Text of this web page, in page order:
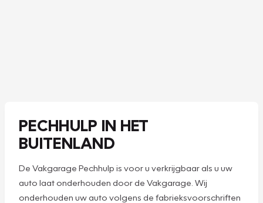
PECHHULP IN HET
BUITENLAND
De Vakgarage Pechhulp is voor u verkrijgbaar als u uw
auto laat onderhouden door de Vakgarage. Wij
onderhouden uw auto volgens de fabrieksvoorschriften